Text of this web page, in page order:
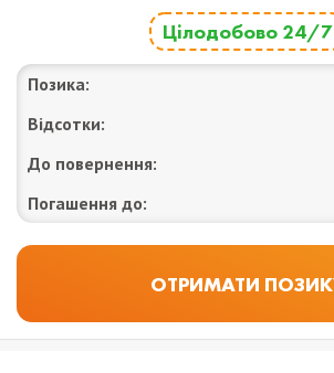
Цілодобово 24/7
Позика:
Відсотки:
До повернення:
Погашення до: